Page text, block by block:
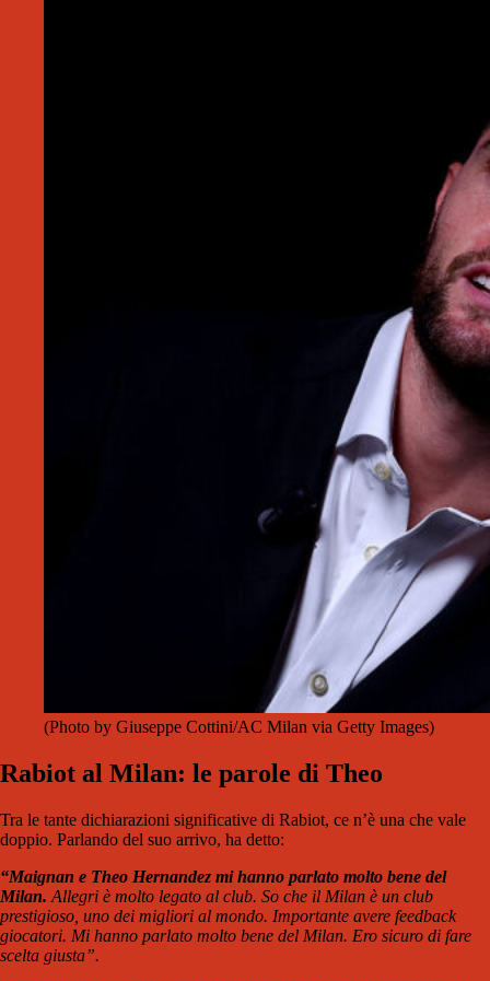
(Photo by Giuseppe Cottini/AC Milan via Getty Images)
Rabiot al Milan: le parole di Theo
Tra le tante dichiarazioni significative di Rabiot, ce n’è una che vale
doppio. Parlando del suo arrivo, ha detto:
“Maignan e Theo Hernandez mi hanno parlato molto bene del
Milan. Allegri è molto legato al club. So che il Milan è un club
prestigioso, uno dei migliori al mondo. Importante avere feedback
giocatori. Mi hanno parlato molto bene del Milan. Ero sicuro di fare
scelta giusta”.